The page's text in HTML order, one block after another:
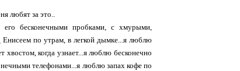
любят за это..
бесконечными пробками, с хмурыми,
по утрам, в легкой дымке...я люблю
когда узнает...я люблю бесконечно
телефонами...я люблю запах кофе по